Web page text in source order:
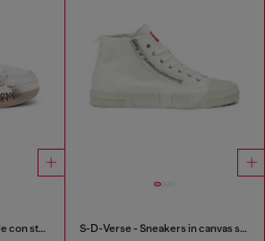
S-D-Ollie-Sneaker in pelle con stampa graffiti S-D-Verse - Sneakers in canvas sfrangiato con logo D